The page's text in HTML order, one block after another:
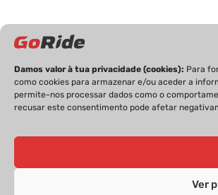
Damos valor à tua privacidade (cookies): Para
como cookies para armazenar e/ou aceder a
permite-nos processar dados como o
recusar este consentimento pode afetar
Ver